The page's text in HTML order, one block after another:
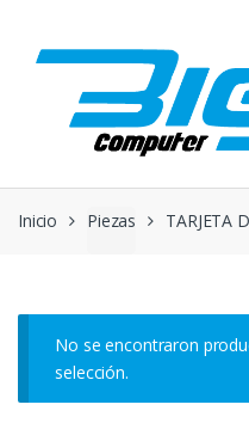
navigation
content
Inicio Piezas TARJETA
No se encontraron
selección.